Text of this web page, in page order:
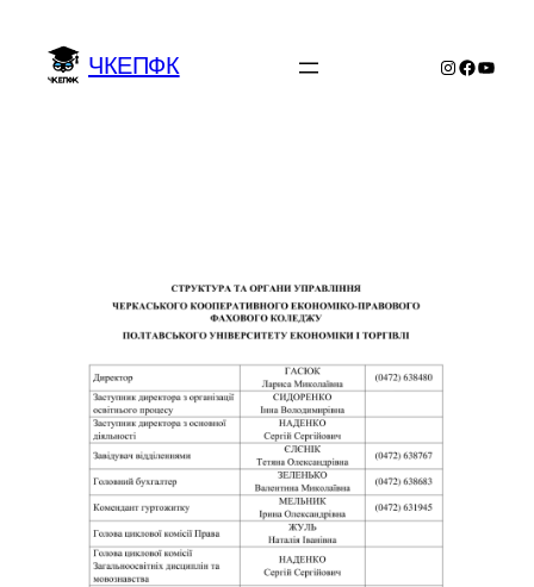
вмісту
ЧКЕПФК Instagram